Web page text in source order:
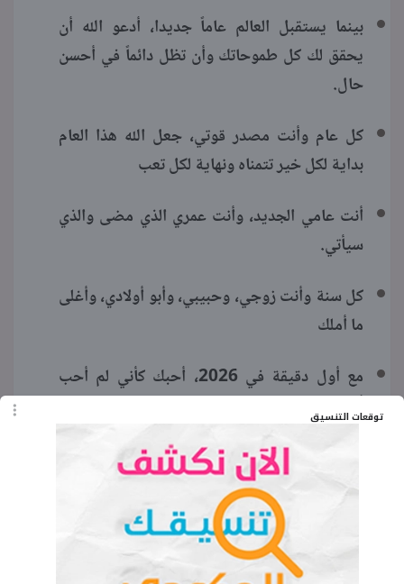
توقعات التنسيق
بينما يستقبل العالم عاماً جديدا، أدعو الله أن
يحقق لك كل طموحاتك وأن تظل دائماً في أحسن
حال.
كل عام وأنت مصدر قوتي، جعل الله هذا العام
بداية لكل خير تتمناه ونهاية لكل تعب
أنت عامي الجديد، وأنت عمري الذي مضى والذي
سيأتي.
كل سنة وأنت زوجي، وحبيبي، وأبو أولادي، وأغلى
ما أملك
مع أول دقيقة في 2026، أحبك كأني لم أحب
أحدا من قبلك
الكلمات المفتاحية
اجمل تهنئه راس السنه للزوج 2026
اجمل تهنئه راس السنه لحبيبتي 2026